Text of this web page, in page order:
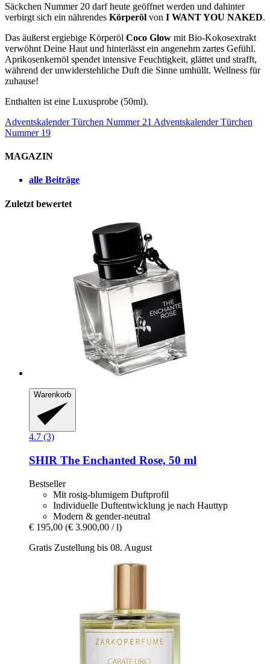
Säckchen Nummer 20 darf heute geöffnet werden und dahinter
verbirgt sich ein nährendes Körperöl von I WANT YOU NAKED.
Das äußerst ergiebige Körperöl Coco Glow mit Bio-Kokosextrakt
verwöhnt Deine Haut und hinterlässt ein angenehm zartes Gefühl.
Aprikosenkernöl spendet intensive Feuchtigkeit, glättet und strafft,
während der unwiderstehliche Duft die Sinne umhüllt. Wellness für
zuhause!
Enthalten ist eine Luxusprobe (50ml).
Adventskalender Türchen Nummer 21 Adventskalender Türchen
Nummer 19
MAGAZIN
alle Beiträge
Zuletzt bewertet
Warenkorb
4.7 (3)
SHIR The Enchanted Rose, 50 ml
Bestseller
Mit rosig-blumigem Duftprofil
Individuelle Duftentwicklung je nach Hauttyp
Modern & gender-neutral
€ 195,00 (€ 3.900,00 / l)
Gratis Zustellung bis 08. August